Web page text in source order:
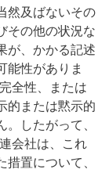
然及ばないその
その他の状況な
が、かかる記述
能性がありま
全性、または
的または黙示的
したがって、
会社は、これ
置について、